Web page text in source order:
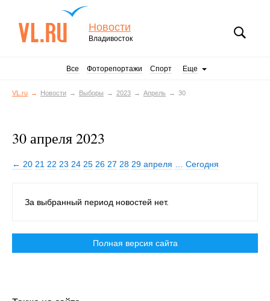
Новости
Владивосток
Все Фоторепортажи Спорт Еще
VL.ru Новости Выборы 2023 Апрель 30
30 апреля 2023
← 20 21 22 23 24 25 26 27 28 29 апреля Сегодня
За выбранный период новостей нет.
Полная версия сайта